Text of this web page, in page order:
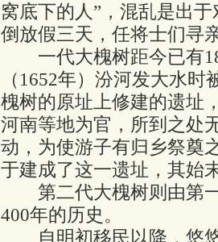
窝底下的人”，混乱是出
倒放假三天，任将士们寻
一代大槐树距今已有
（1652年）汾河发大水
槐树的原址上修建的遗址
河南等地为官，所到之处
动，为使游子有归乡祭奠
于建成了这一遗址，其始
第二代大槐树则由第一
400年的历史。
自明初移民以降，悠悠